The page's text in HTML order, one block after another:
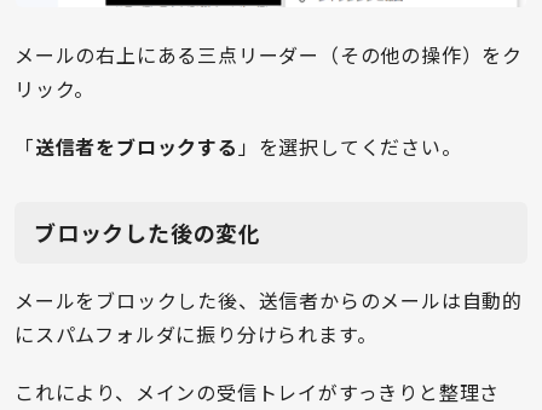
メールの右上にある三点リーダー（その他の操作）をク
リック。
「送信者をブロックする」を選択してください。
ブロックした後の変化
メールをブロックした後、送信者からのメールは自動的
にスパムフォルダに振り分けられます。
これにより、メインの受信トレイがすっきりと整理さ